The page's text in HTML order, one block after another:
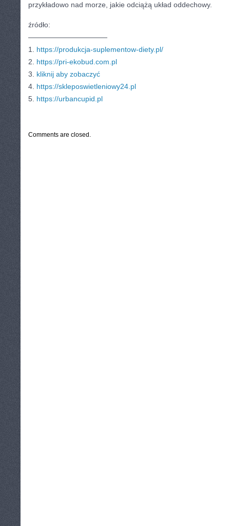
przykładowo nad morze, jakie odciążą układ oddechowy.
źródło:
———————————
1. https://produkcja-suplementow-diety.pl/
2. https://pri-ekobud.com.pl
3. kliknij aby zobaczyć
4. https://skleposwietleniowy24.pl
5. https://urbancupid.pl
Comments are closed.